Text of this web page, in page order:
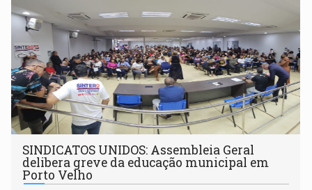
SINDICATOS UNIDOS: Assembleia Geral
delibera greve da educação municipal em
Porto Velho